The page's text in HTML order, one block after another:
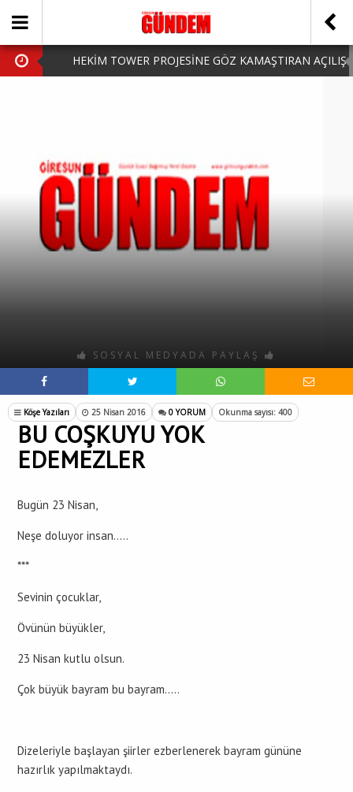
HEKİM TOWER PROJESİNE GÖZ KAMAŞTIRAN AÇILIŞ
HARUN CİCİ: VİDEOYU GÖRÜNCE GÖZLERİM DOLDU
SOSYAL MEDYADA PAYLAŞ
Köşe Yazıları 25 Nisan 2016 0 YORUM Okunma sayısı: 400
BU COŞKUYU YOK
EDEMEZLER
Bugün 23 Nisan,
Neşe doluyor insan…..
***
Sevinin çocuklar,
Övünün büyükler,
23 Nisan kutlu olsun.
Çok büyük bayram bu bayram…..
Dizeleriyle başlayan şiirler ezberlenerek bayram gününe
hazırlık yapılmaktaydı.